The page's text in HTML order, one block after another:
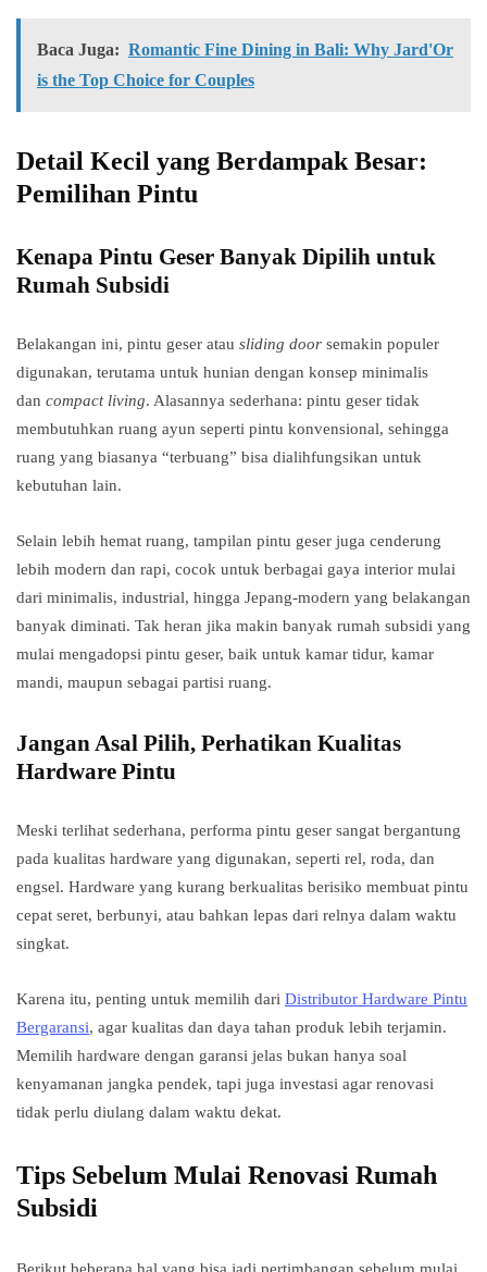
Baca Juga: Romantic Fine Dining in Bali: Why Jard'Or
is the Top Choice for Couples
Detail Kecil yang Berdampak Besar:
Pemilihan Pintu
Kenapa Pintu Geser Banyak Dipilih untuk
Rumah Subsidi
Belakangan ini, pintu geser atau sliding door semakin populer
digunakan, terutama untuk hunian dengan konsep minimalis
dan compact living. Alasannya sederhana: pintu geser tidak
membutuhkan ruang ayun seperti pintu konvensional, sehingga
ruang yang biasanya “terbuang” bisa dialihfungsikan untuk
kebutuhan lain.
Selain lebih hemat ruang, tampilan pintu geser juga cenderung
lebih modern dan rapi, cocok untuk berbagai gaya interior mulai
dari minimalis, industrial, hingga Jepang-modern yang belakangan
banyak diminati. Tak heran jika makin banyak rumah subsidi yang
mulai mengadopsi pintu geser, baik untuk kamar tidur, kamar
mandi, maupun sebagai partisi ruang.
Jangan Asal Pilih, Perhatikan Kualitas
Hardware Pintu
Meski terlihat sederhana, performa pintu geser sangat bergantung
pada kualitas hardware yang digunakan, seperti rel, roda, dan
engsel. Hardware yang kurang berkualitas berisiko membuat pintu
cepat seret, berbunyi, atau bahkan lepas dari relnya dalam waktu
singkat.
Karena itu, penting untuk memilih dari Distributor Hardware Pintu
Bergaransi, agar kualitas dan daya tahan produk lebih terjamin.
Memilih hardware dengan garansi jelas bukan hanya soal
kenyamanan jangka pendek, tapi juga investasi agar renovasi
tidak perlu diulang dalam waktu dekat.
Tips Sebelum Mulai Renovasi Rumah
Subsidi